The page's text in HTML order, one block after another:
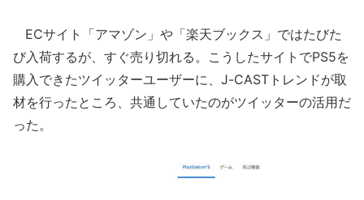
ECサイト「アマゾン」や「楽天ブックス」ではたびた
び入荷するが、すぐ売り切れる。こうしたサイトでPS5を
購入できたツイッターユーザーに、J-CASTトレンドが取
材を行ったところ、共通していたのがツイッターの活用だ
った。